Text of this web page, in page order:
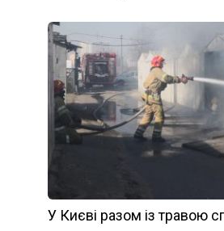
У Києві разом із травою